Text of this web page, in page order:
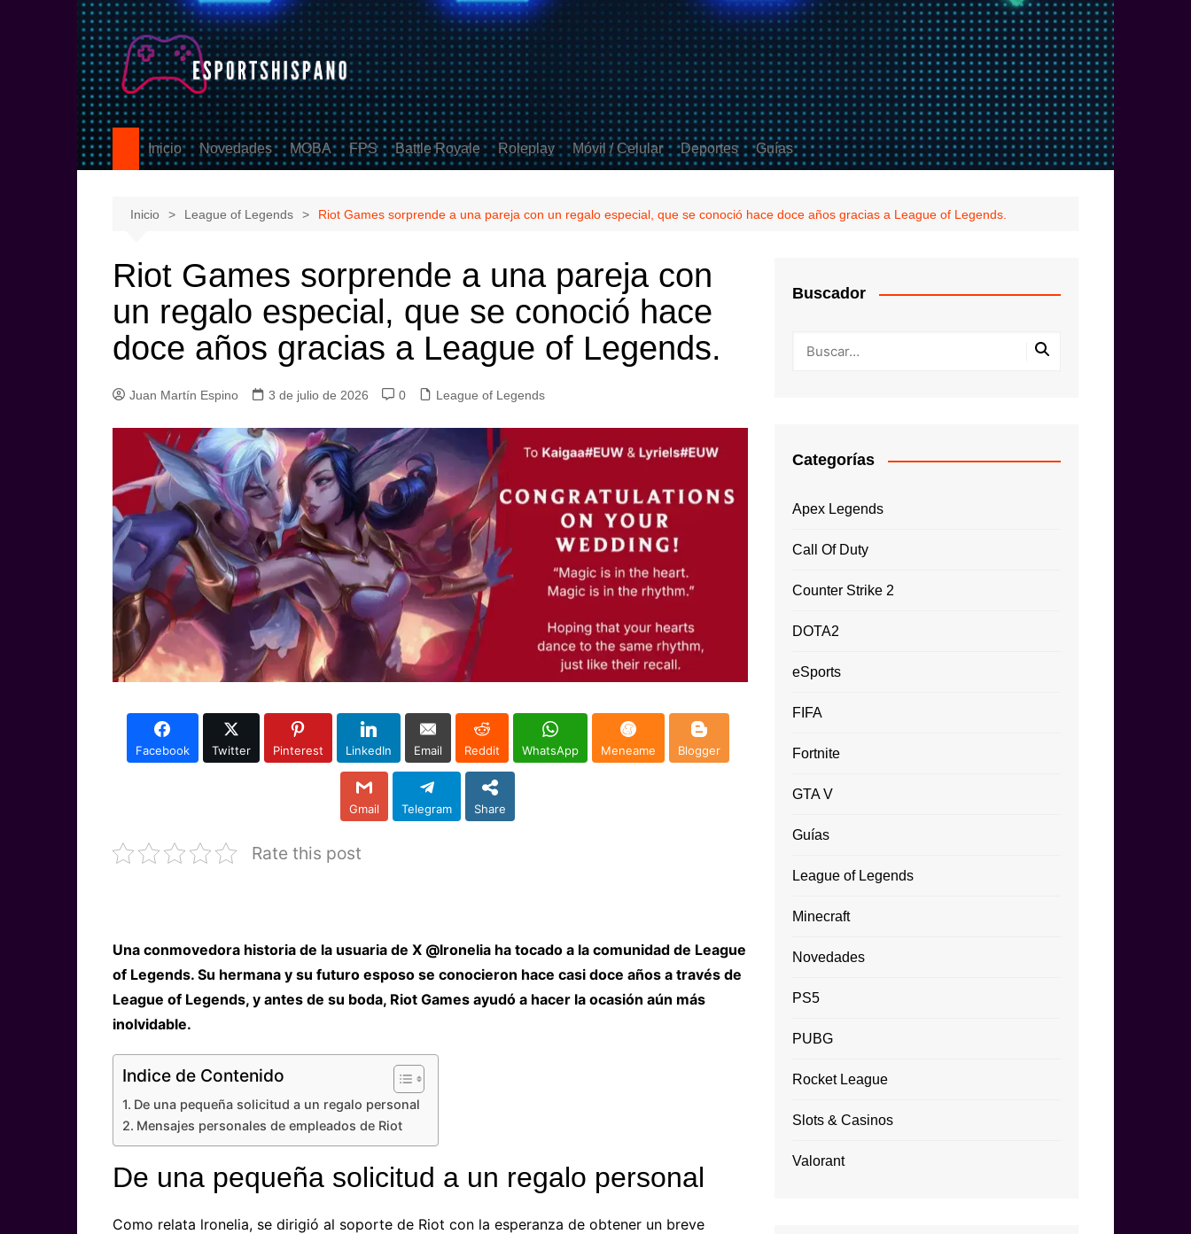
Inicio Novedades
eSports
MOBA
DOTA2
FPS
Valorant
Battle Royale
Fortnite
Roleplay
Minecraft
Móvil / Celular
Clash Royale
Brawl Stars
Coin Master
PUBG Mobile
Deportes
Rocket League
Guías
Inicio League of Legends Riot Games sorprende a una pareja con un regalo especial, que se conoció hace doce años gracias a League of Legends.
Riot Games sorprende a una pareja con
un regalo especial, que se conoció hace
doce años gracias a League of Legends.
Juan Martín Espino 3 de julio de 2026 0 League of Legends
Facebook Twitter Pinterest LinkedIn Email Reddit WhatsApp Meneame Blogger
Gmail Telegram Share
Rate this post
Una conmovedora historia de la usuaria de X @lronelia ha tocado a la comunidad de League
of Legends. Su hermana y su futuro esposo se conocieron hace casi doce años a través de
League of Legends, y antes de su boda, Riot Games ayudó a hacer la ocasión aún más
inolvidable.
Indice de Contenido
De una pequeña solicitud a un regalo personal
Mensajes personales de empleados de Riot
De una pequeña solicitud a un regalo personal
Como relata lronelia, se dirigió al soporte de Riot con la esperanza de obtener un breve
Buscador
Categorías
Apex Legends
Call Of Duty
Counter Strike 2
DOTA2
eSports
FIFA
Fortnite
GTA V
Guías
League of Legends
Minecraft
Novedades
PS5
PUBG
Rocket League
Slots & Casinos
Valorant